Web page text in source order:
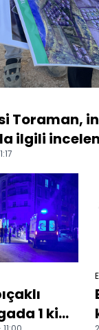
Toraman,
ilgili
1 kişi